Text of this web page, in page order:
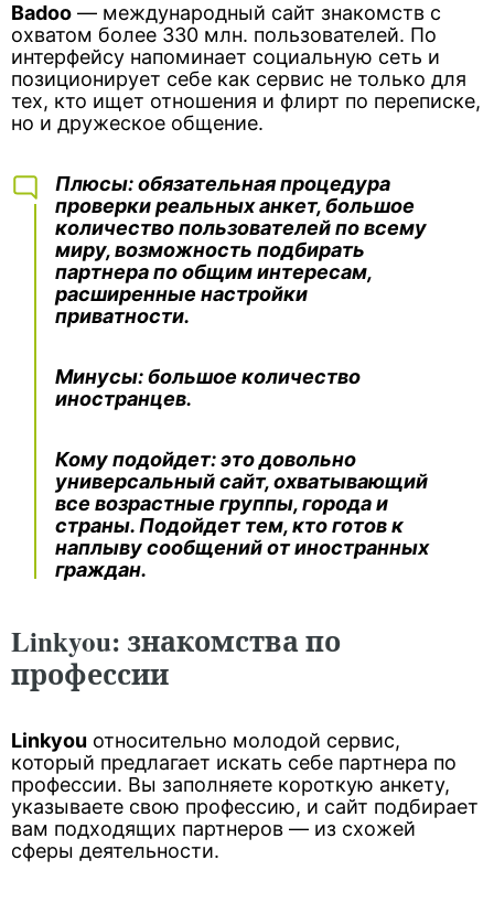
Badoo — международный сайт знакомств с
охватом более 330 млн. пользователей. По
интерфейсу напоминает социальную сеть и
позиционирует себе как сервис не только для
тех, кто ищет отношения и флирт по переписке,
но и дружеское общение.
Плюсы: обязательная процедура
проверки реальных анкет, большое
количество пользователей по всему
миру, возможность подбирать
партнера по общим интересам,
расширенные настройки
приватности.
Минусы: большое количество
иностранцев.
Кому подойдет: это довольно
универсальный сайт, охватывающий
все возрастные группы, города и
страны. Подойдет тем, кто готов к
наплыву сообщений от иностранных
граждан.
Linkyou: знакомства по
профессии
Linkyou относительно молодой сервис,
который предлагает искать себе партнера по
профессии. Вы заполняете короткую анкету,
указываете свою профессию, и сайт подбирает
вам подходящих партнеров — из схожей
сферы деятельности.